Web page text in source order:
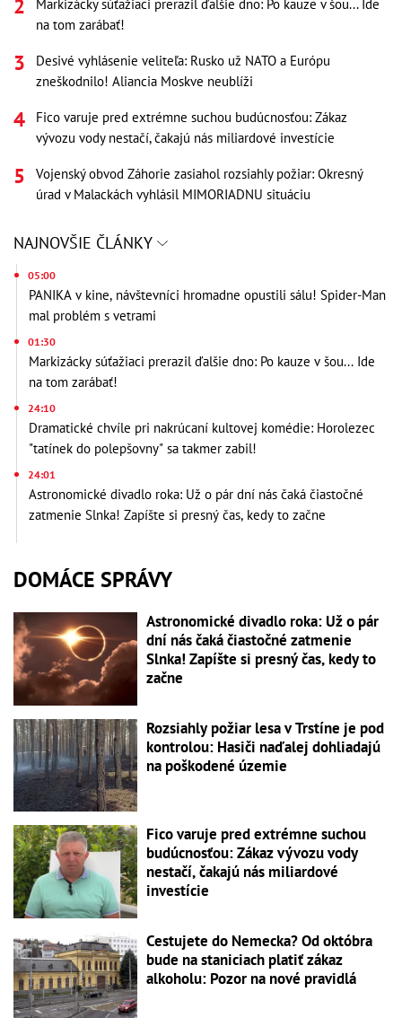
Markizácky súťažiaci prerazil ďalšie dno: Po kauze v šou... Ide
na tom zarábať!
Desivé vyhlásenie veliteľa: Rusko už NATO a Európu
zneškodnilo! Aliancia Moskve neublíži
Fico varuje pred extrémne suchou budúcnosťou: Zákaz
vývozu vody nestačí, čakajú nás miliardové investície
Vojenský obvod Záhorie zasiahol rozsiahly požiar: Okresný
úrad v Malackách vyhlásil MIMORIADNU situáciu
NAJNOVŠIE ČLÁNKY
05:00
PANIKA v kine, návštevníci hromadne opustili sálu! Spider-Man
mal problém s vetrami
01:30
Markizácky súťažiaci prerazil ďalšie dno: Po kauze v šou... Ide
na tom zarábať!
24:10
Dramatické chvíle pri nakrúcaní kultovej komédie: Horolezec
"tatínek do polepšovny" sa takmer zabil!
24:01
Astronomické divadlo roka: Už o pár dní nás čaká čiastočné
zatmenie Slnka! Zapíšte si presný čas, kedy to začne
DOMÁCE SPRÁVY
Astronomické divadlo roka: Už o pár
dní nás čaká čiastočné zatmenie
Slnka! Zapíšte si presný čas, kedy to
začne
Rozsiahly požiar lesa v Trstíne je pod
kontrolou: Hasiči naďalej dohliadajú
na poškodené územie
Fico varuje pred extrémne suchou
budúcnosťou: Zákaz vývozu vody
nestačí, čakajú nás miliardové
investície
Cestujete do Nemecka? Od októbra
bude na staniciach platiť zákaz
alkoholu: Pozor na nové pravidlá